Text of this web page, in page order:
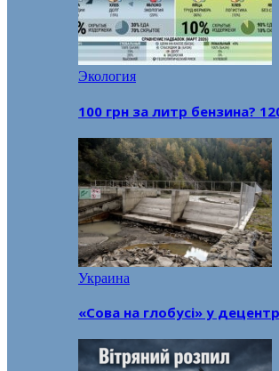
Экология
100 грн за литр бензина?
Украина
«Сова на глобусі» у